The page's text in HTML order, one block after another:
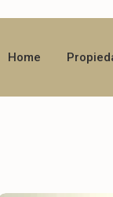
Home